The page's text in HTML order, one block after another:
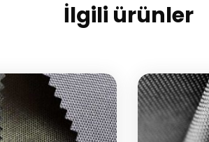
İlgili ürünler